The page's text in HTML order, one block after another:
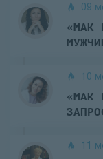
09
«МАК
10
«МАК
11